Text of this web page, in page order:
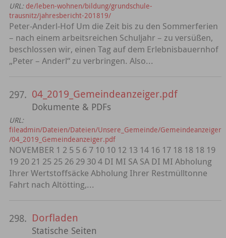
URL: de/leben-wohnen/bildung/grundschule-
trausnitz/jahresbericht-201819/
Peter-Anderl-Hof Um die Zeit bis zu den Sommerferien
– nach einem arbeitsreichen Schuljahr – zu versüßen,
beschlossen wir, einen Tag auf dem Erlebnisbauernhof
„Peter – Anderl“ zu verbringen. Also...
297. 04_2019_Gemeindeanzeiger.pdf
Dokumente & PDFs
URL:
fileadmin/Dateien/Dateien/Unsere_Gemeinde/Gemeindeanzeiger
/04_2019_Gemeindeanzeiger.pdf
NOVEMBER 1 2 5 5 6 7 10 10 12 13 14 16 17 18 18 18 19
19 20 21 25 25 26 29 30 4 DI MI SA SA DI MI Abholung
Ihrer Wertstoffsäcke Abholung Ihrer Restmülltonne
Fahrt nach Altötting,...
298. Dorfladen
Statische Seiten